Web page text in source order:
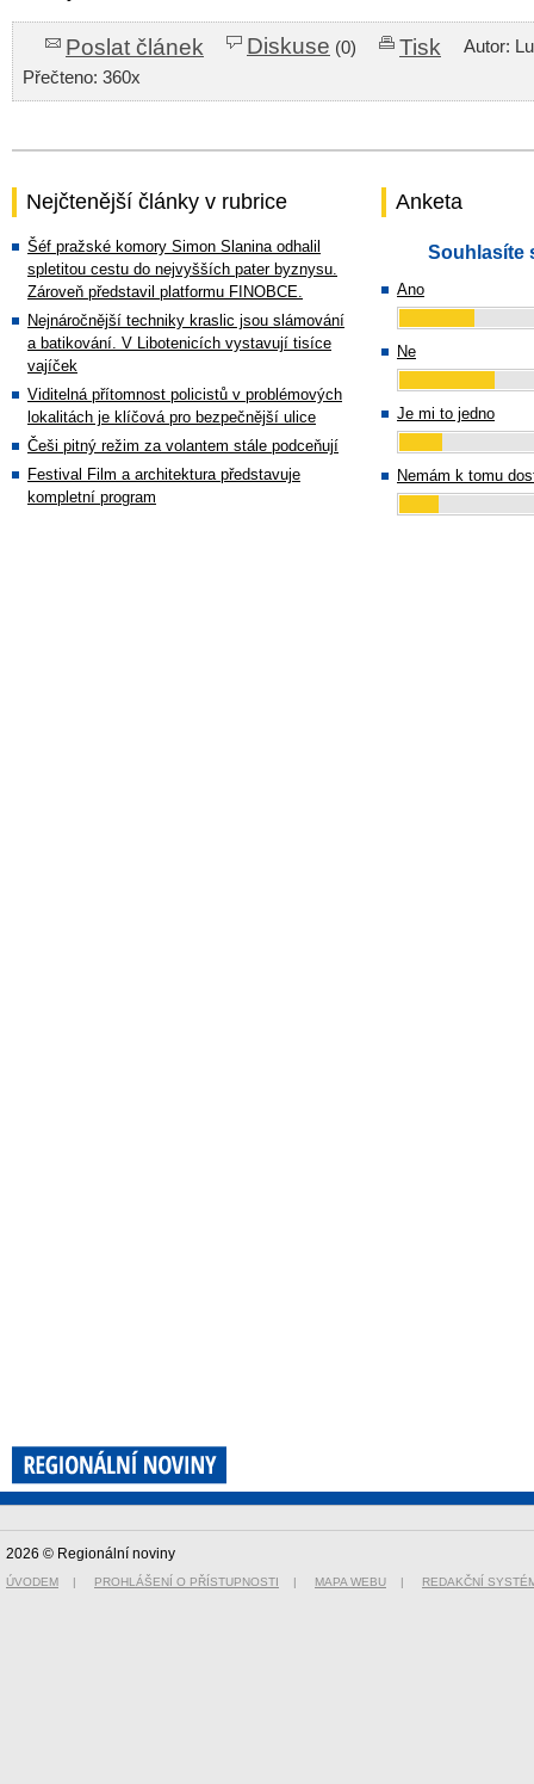
Poslat článek Diskuse (0) Tisk
Autor:
Přečteno: 360x
Nejčtenější články v rubrice
Šéf pražské komory Simon Slanina odhalil
spletitou cestu do nejvyšších pater byznysu.
Zároveň představil platformu FINOBCE.
Nejnáročnější techniky kraslic jsou slámování
a batikování. V Libotenicích vystavují tisíce
vajíček
Viditelná přítomnost policistů v problémových
lokalitách je klíčová pro bezpečnější ulice
Češi pitný režim za volantem stále podceňují
Festival Film a architektura představuje
kompletní program
Anketa
Souhlasíte
Ano
Ne
Je mi to jedno
Nemám k tomu
2026 © Regionální noviny
ÚVODEM | PROHLÁŠENÍ O PŘÍSTUPNOSTI | MAPA WEBU | REDAKČNÍ